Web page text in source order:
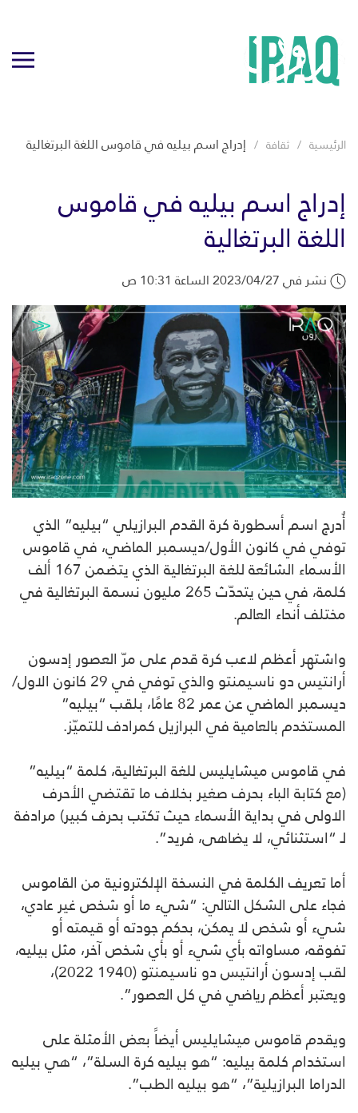
الرئيسية ثقافة إدراج اسم بيليه في قاموس اللغة البرتغالية
إدراج اسم بيليه في قاموس
اللغة البرتغالية
نشر في 2023/04/27 الساعة 10:31 ص
أُدرج اسم أسطورة كرة القدم البرازيلي “بيليه” الذي
توفي في كانون الأول/ديسمبر الماضي، في قاموس
الأسماء الشائعة للغة البرتغالية الذي يتضمن 167 ألف
كلمة، في حين يتحدّث 265 مليون نسمة البرتغالية في
مختلف أنحاء العالم.
واشتهر أعظم لاعب كرة قدم على مرّ العصور إدسون
أرانتيس دو ناسيمنتو والذي توفي في 29 كانون الاول/
ديسمبر الماضي عن عمر 82 عامًا، بلقب “بيليه”
المستخدم بالعامية في البرازيل كمرادف للتميّز.
في قاموس ميشايليس للغة البرتغالية، كلمة “بيليه”
(مع كتابة الباء بحرف صغير بخلاف ما تقتضي الأحرف
الاولى في بداية الأسماء حيث تكتب بحرف كبير) مرادفة
لـ “استثنائي، لا يضاهى، فريد”.
أما تعريف الكلمة في النسخة الإلكترونية من القاموس
فجاء على الشكل التالي: “شيء ما أو شخص غير عادي،
شيء أو شخص لا يمكن، بحكم جودته أو قيمته أو
تفوقه، مساواته بأي شيء أو بأي شخص آخر، مثل بيليه،
لقب إدسون أرانتيس دو ناسيمنتو (1940 2022)،
ويعتبر أعظم رياضي في كل العصور”.
ويقدم قاموس ميشايليس أيضاً بعض الأمثلة على
استخدام كلمة بيليه: “هو بيليه كرة السلة”، “هي بيليه
الدراما البرازيلية”، “هو بيليه الطب”.